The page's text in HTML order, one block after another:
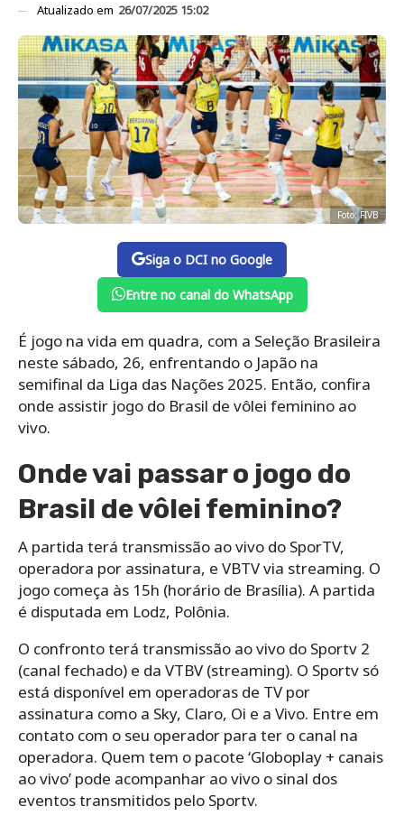
Atualizado em 26/07/2025 15:02
Foto: FIVB
Siga o DCI no Google
Entre no canal do WhatsApp
É jogo na vida em quadra, com a Seleção Brasileira
neste sábado, 26, enfrentando o Japão na
semifinal da Liga das Nações 2025. Então, confira
onde assistir jogo do Brasil de vôlei feminino ao
vivo.
Onde vai passar o jogo do
Brasil de vôlei feminino?
A partida terá transmissão ao vivo do SporTV,
operadora por assinatura, e VBTV via streaming. O
jogo começa às 15h (horário de Brasília). A partida
é disputada em Lodz, Polônia.
O confronto terá transmissão ao vivo do Sportv 2
(canal fechado) e da VTBV (streaming). O Sportv só
está disponível em operadoras de TV por
assinatura como a Sky, Claro, Oi e a Vivo. Entre em
contato com o seu operador para ter o canal na
operadora. Quem tem o pacote ‘Globoplay + canais
ao vivo’ pode acompanhar ao vivo o sinal dos
eventos transmitidos pelo Sportv.